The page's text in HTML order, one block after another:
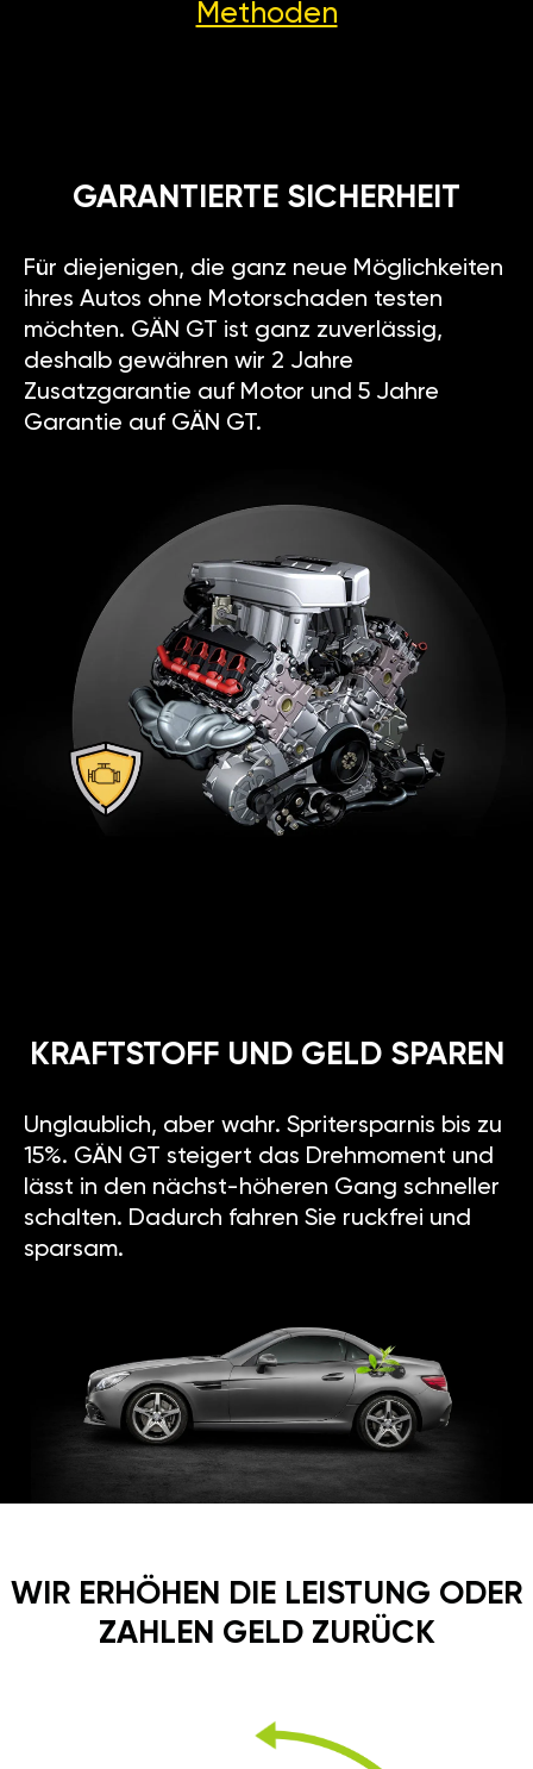
Methoden
GARANTIERTE SICHERHEIT
Für diejenigen, die ganz neue Möglichkeiten
ihres Autos ohne Motorschaden testen
möchten. GÄN GT ist ganz zuverlässig,
deshalb gewähren wir 2 Jahre
Zusatzgarantie auf Motor und 5 Jahre
Garantie auf GÄN GT.
KRAFTSTOFF UND GELD SPAREN
Unglaublich, aber wahr. Spritersparnis bis zu
15%. GÄN GT steigert das Drehmoment und
lässt in den nächst-höheren Gang schneller
schalten. Dadurch fahren Sie ruckfrei und
sparsam.
WIR ERHÖHEN DIE LEISTUNG ODER
ZAHLEN GELD ZURÜCK